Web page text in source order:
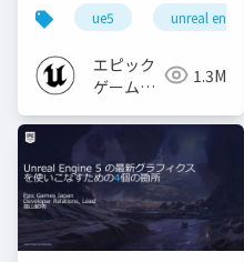
[CEDEC+KYUSHU
2024]
ue5 unreal engine
エピック
ゲームズ
1.3M